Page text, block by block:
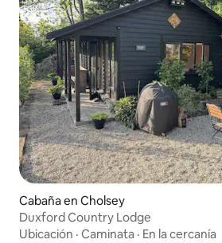
Cabaña en Cholsey
Duxford Country Lodge
Ubicación · Caminata · En la cercanía